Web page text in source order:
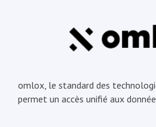
omlox, le standard des
permet un accès unifié aux